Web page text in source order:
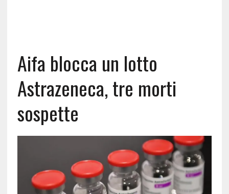
Aifa blocca un lotto
Astrazeneca, tre morti
sospette